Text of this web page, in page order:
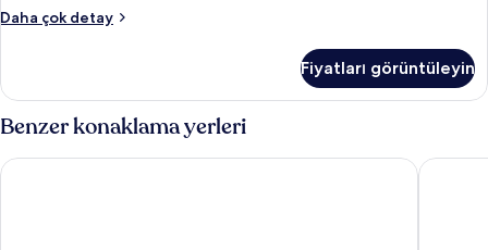
Daha çok detay
Standard
hakkında
daha
fazla
detay
Fiyatları görüntüleyin
Benzer konaklama yerleri
Atabay Termal Hotel Gunes